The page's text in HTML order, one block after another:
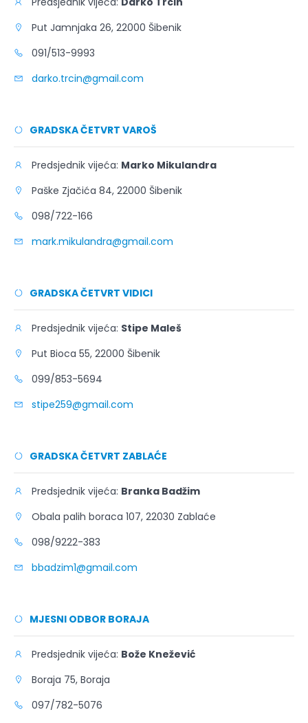
Put Jamnjaka 26, 22000 Šibenik
091/513-9993
darko.trcin@gmail.com
GRADSKA ČETVRT VAROŠ
Predsjednik vijeća: Marko Mikulandra
Paške Zjačića 84, 22000 Šibenik
098/722-166
mark.mikulandra@gmail.com
GRADSKA ČETVRT VIDICI
Predsjednik vijeća: Stipe Maleš
Put Bioca 55, 22000 Šibenik
099/853-5694
stipe259@gmail.com
GRADSKA ČETVRT ZABLAĆE
Predsjednik vijeća: Branka Badžim
Obala palih boraca 107, 22030 Zablaće
098/9222-383
bbadzim1@gmail.com
MJESNI ODBOR BORAJA
Predsjednik vijeća: Bože Knežević
Boraja 75, Boraja
097/782-5076